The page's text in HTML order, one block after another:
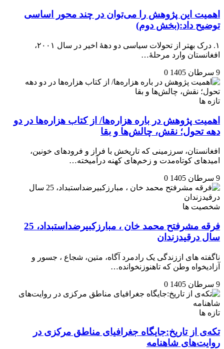
اهمیت این پژوهش را می‌توان در چند محور اساسی
توضیح داد:(بخش دوم)
۱. درک بهتر از تحولات سیاسی دو دههٔ اخیر در سال ۲۰۰۱،
افغانستان وارد مرحلهٔ…
9 سرطان 1405 0
تازه ها
اهمیت پژوهش در باره هزاره‌ها/ از کتاب هزاره‌ها در دو
دهه تحول؛ نقش، چالش‌ها و بقا
افغانستان، سرزمینی که تاریخش با فراز و فرودهای خونین،
امیدهای کوتاه‌مدت و زخم‌های کهنه درآمیخته…
9 سرطان 1405 0
شخصیت ها
فرقه مشرفتح محمد خان ، مبارزکبیرضداستبداد، 25
سال درقیدزندان
ناگفته های اززندگی یک رادمرد آگاه، متین، شجاع ، جسور و
آزادیخواه وطن که تاهنوزنخوانده…
9 سرطان 1405 0
تازه ها
تکه‌ی از تاریخ:جایگاه جغرافیای مناطق مرکزی در
روایت‌های شاهنامه